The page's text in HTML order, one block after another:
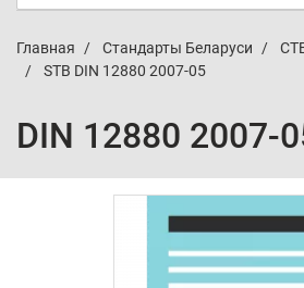
Главная Стандарты Беларуси
STB DIN 12880 2007-05
DIN 12880 2007-